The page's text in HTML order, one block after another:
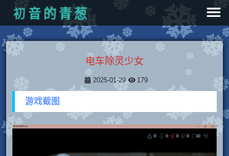
初 音 的 青 葱
电车除灵少女
2025-01-29 179
游戏截图